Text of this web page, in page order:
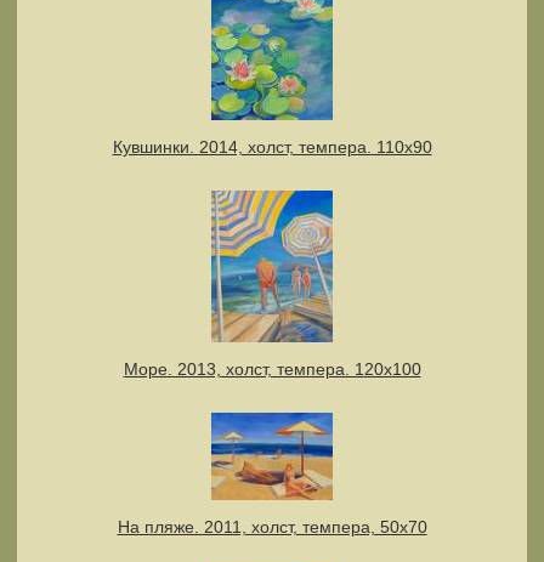
Кувшинки. 2014, холст, темпера. 110х90
Море. 2013, холст, темпера. 120х100
На пляже. 2011, холст, темпера, 50х70